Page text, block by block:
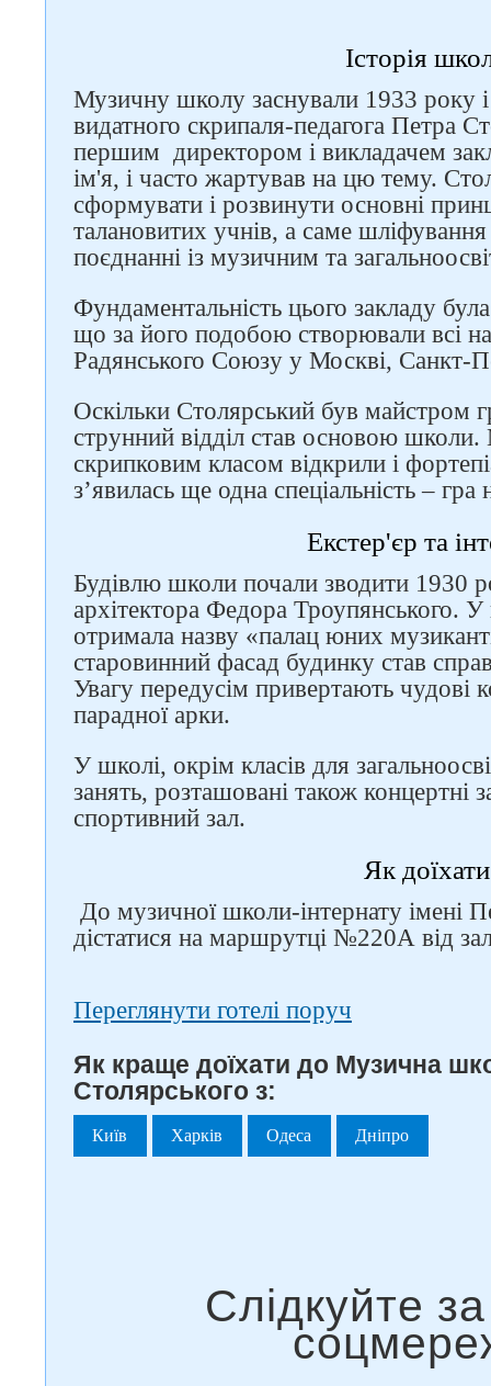
Історія
Музичну школу заснували 1933 року і
видатного скрипаля-педагога Петра
першим директором і викладачем
ім'я, і часто жартував на цю тему.
сформувати і розвинути основні
талановитих учнів, а саме
поєднанні із музичним та
Фундаментальність цього закладу
що за його подобою створювали всі
Радянського Союзу у Москві, Санкт-
Оскільки Столярський був майстром
струнний відділ став основою
скрипковим класом відкрили і
з’явилась ще одна спеціальність – гра
Екстер'єр та
Будівлю школи почали зводити 1930
архітектора Федора Троупянського. У
отримала назву «палац юних
старовинний фасад будинку став
Увагу передусім привертають чудові
парадної арки.
У школі, окрім класів для
занять, розташовані також концертні
спортивний зал.
Як доїхати
До музичної школи-інтернату імені
дістатися на маршрутці №220А від
Переглянути готелі поруч
Як краще доїхати до Музична
Столярського з:
Київ Харків Одеса Дніпро
Слідкуйте за нами в
соцмережах